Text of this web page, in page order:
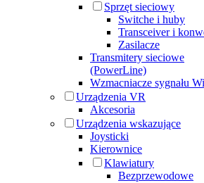
Sprzęt sieciowy
Switche i huby
Transceiver i
Zasilacze
Transmitery sieciowe
(PowerLine)
Wzmacniacze sygnału
Urządzenia VR
Akcesoria
Urządzenia wskazujące
Joysticki
Kierownice
Klawiatury
Bezprzewodowe